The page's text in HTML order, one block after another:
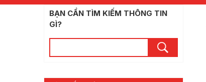
BẠN CẦN TÌM KIẾM THÔNG TIN
GÌ?